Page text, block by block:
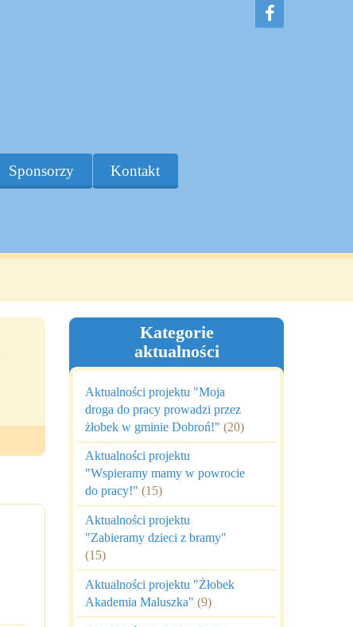
Sponsorzy Kontakt
Kategorie
aktualności
Aktualności projektu "Moja
droga do pracy prowadzi przez
żłobek w gminie Dobroń!" (20)
Aktualności projektu
"Wspieramy mamy w powrocie
do pracy!" (15)
Aktualności projektu
"Zabieramy dzieci z bramy"
(15)
Aktualności projektu "Żłobek
Akademia Maluszka" (9)